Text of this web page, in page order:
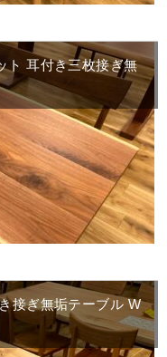
ト 耳付き三枚接ぎ無
接ぎ無垢テーブル W